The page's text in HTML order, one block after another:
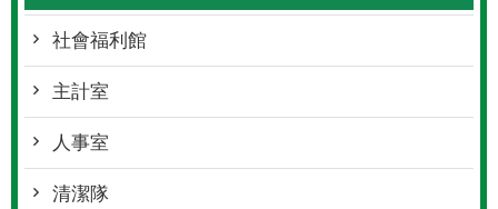
社會福利館
主計室
人事室
清潔隊